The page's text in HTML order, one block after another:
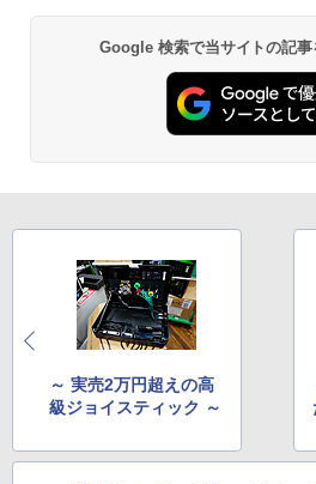
Google 検索で当サイトの記
～ 実売2万円超えの高
級ジョイスティック ～